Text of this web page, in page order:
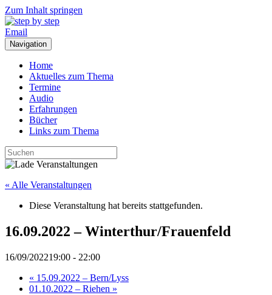
Zum Inhalt springen
Email
Navigation
Home
Aktuelles zum Thema
Termine
Audio
Erfahrungen
Bücher
Links zum Thema
« Alle Veranstaltungen
Diese Veranstaltung hat bereits stattgefunden.
16.09.2022 – Winterthur/Frauenfeld
16/09/202219:00 - 22:00
« 15.09.2022 – Bern/Lyss
01.10.2022 – Riehen »